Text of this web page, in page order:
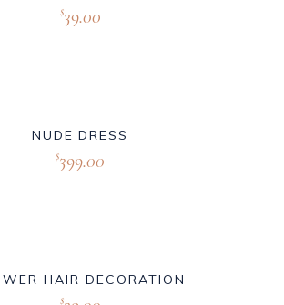
$39.00
NUDE DRESS
$399.00
HAIR DECORATION
$